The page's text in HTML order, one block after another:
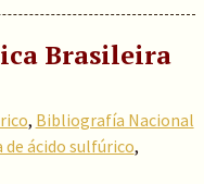
Brasileira
, Bibliografía Nacional
de ácido sulfúrico,